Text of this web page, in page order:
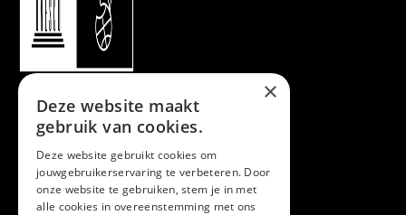
×
Deze website maakt
gebruik van cookies.
Deze website gebruikt cookies om
jouwgebruikerservaring te verbeteren. Door
onze website te gebruiken, stem je in met
alle cookies in overeenstemming met ons